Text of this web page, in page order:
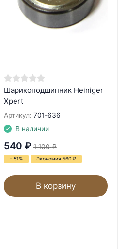
Шарикоподшипник Heiniger
Xpert
Артикул: 701-636
В наличии
540 ₽ 1 100 ₽
- 51% Экономия 560 ₽
В корзину